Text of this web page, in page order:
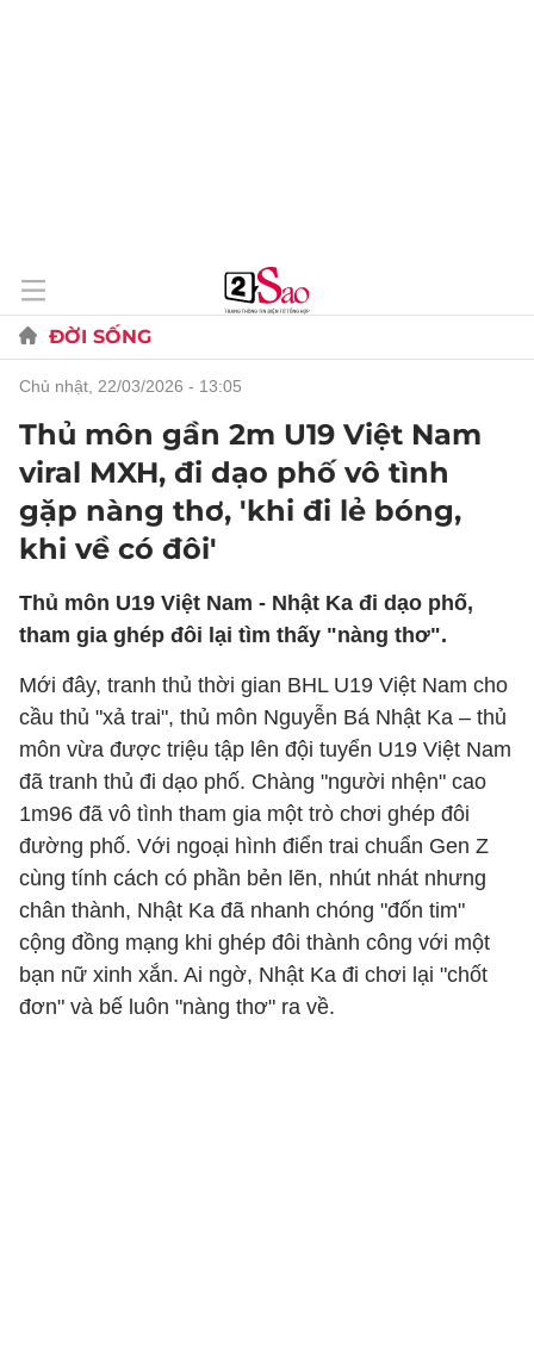
ĐỜI SỐNG
chủ nhật, 22/03/2026 - 13:05
Thủ môn gần 2m U19 Việt Nam
viral MXH, đi dạo phố vô tình
gặp nàng thơ, 'khi đi lẻ bóng,
khi về có đôi'
Thủ môn U19 Việt Nam - Nhật Ka đi dạo phố,
tham gia ghép đôi lại tìm thấy "nàng thơ".
Mới đây, tranh thủ thời gian BHL U19 Việt Nam cho
cầu thủ "xả trai", thủ môn Nguyễn Bá Nhật Ka – thủ
môn vừa được triệu tập lên đội tuyển U19 Việt Nam
đã tranh thủ đi dạo phố. Chàng "người nhện" cao
1m96 đã vô tình tham gia một trò chơi ghép đôi
đường phố. Với ngoại hình điển trai chuẩn Gen Z
cùng tính cách có phần bẻn lẽn, nhút nhát nhưng
chân thành, Nhật Ka đã nhanh chóng "đốn tim"
cộng đồng mạng khi ghép đôi thành công với một
bạn nữ xinh xắn. Ai ngờ, Nhật Ka đi chơi lại "chốt
đơn" và bế luôn "nàng thơ" ra về.